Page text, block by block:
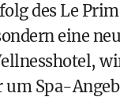
des Le
eine
um Spa-